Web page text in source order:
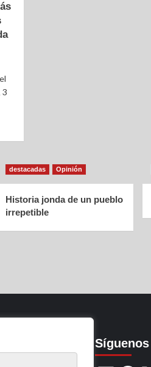
3
destacadas Opinión
Historia jonda de un pueblo
irrepetible
Síguenos